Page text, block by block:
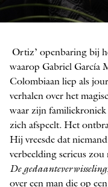
FOTO: MARA
Ortiz’ openbaring bij
waarop ­Gabriel García
Colombiaan liep als
verhalen over het
waar zijn familiekroniek
zich afspeelt. Het
Hij vreesde dat
verbeelding serieus
De gedaanteverwisseling
over een man die op